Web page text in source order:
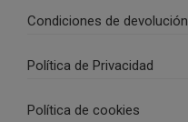
Condiciones de devolución
Política de Privacidad
Política de cookies